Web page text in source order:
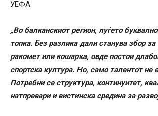
УЕФА.
„Во балканскиот регион, луѓето
топка. Без разлика дали станува збор
ракомет или кошарка, овде постои
спортска култура. Но, само талентот не
Потребни се структура, континуитет,
натпревари и вистинска средина за